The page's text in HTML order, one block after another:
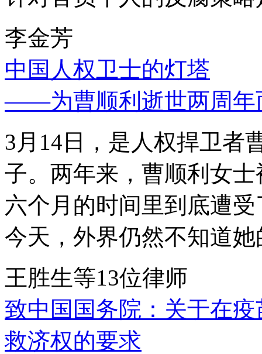
李金芳
中国人权卫士的灯塔
——为曹顺利逝世两周年
3月14日，是人权捍卫者
子。两年来，曹顺利女
六个月的时间里到底遭
今天，外界仍然不知道
王胜生等13位律师
致中国国务院：关于在
救济权的要求